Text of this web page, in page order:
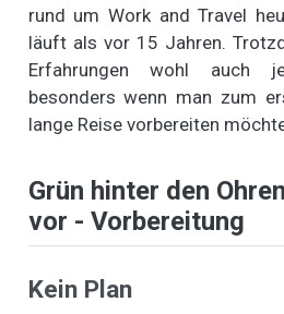
rund um Work and Travel
läuft als vor 15 Jahren.
Erfahrungen wohl auch
besonders wenn man zum
lange Reise vorbereiten
Grün hinter den
vor - Vorbereitung
Kein Plan